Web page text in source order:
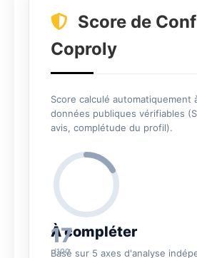
Score de
Coproly
Score calculé automatiquement
données publiques vérifiables
avis, complétude du profil).
17
/100
À compléter
Basé sur 5 axes d'analyse